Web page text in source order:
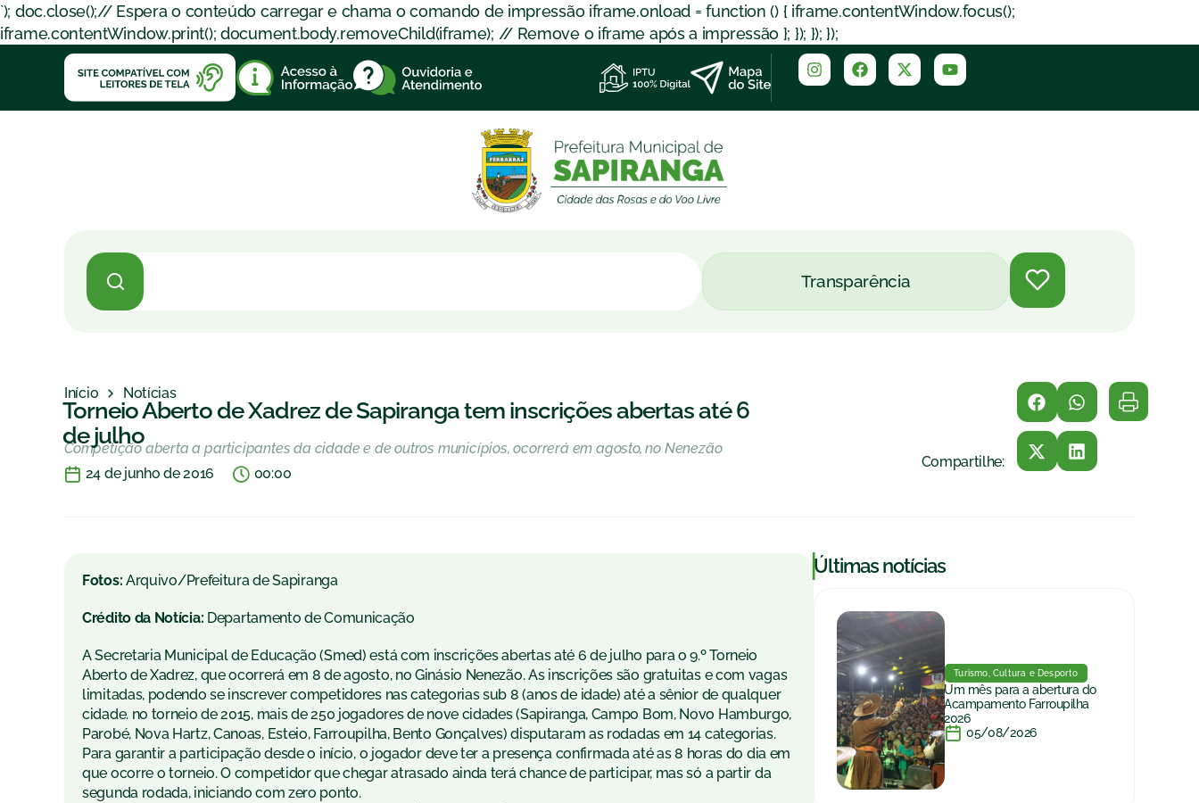
`); doc.close();// Espera o conteúdo carregar e chama o comando de impressão iframe.onload = function () { iframe.contentWindow.focus();
iframe.contentWindow.print(); document.body.removeChild(iframe); // Remove o iframe após a impressão }; }); }); });
Transparência
Início Notícias
Torneio Aberto de Xadrez de Sapiranga tem inscrições abertas até 6
de julho
Competição aberta a participantes da cidade e de outros municípios, ocorrerá em agosto, no Nenezão
24 de junho de 2016
00:00
Compartilhe:
Fotos: Arquivo/Prefeitura de Sapiranga
Crédito da Notícia: Departamento de Comunicação
A Secretaria Municipal de Educação (Smed) está com inscrições abertas até 6 de julho para o 9.º Torneio
Aberto de Xadrez, que ocorrerá em 8 de agosto, no Ginásio Nenezão. As inscrições são gratuitas e com vagas
limitadas, podendo se inscrever competidores nas categorias sub 8 (anos de idade) até a sênior de qualquer
cidade. no torneio de 2015, mais de 250 jogadores de nove cidades (Sapiranga, Campo Bom, Novo Hamburgo,
Parobé, Nova Hartz, Canoas, Esteio, Farroupilha, Bento Gonçalves) disputaram as rodadas em 14 categorias.
Para garantir a participação desde o início, o jogador deve ter a presença confirmada até as 8 horas do dia em
que ocorre o torneio. O competidor que chegar atrasado ainda terá chance de participar, mas só a partir da
segunda rodada, iniciando com zero ponto.
|Últimas notícias
Turismo, Cultura e Desporto
Um mês para a abertura do
Acampamento Farroupilha
2026
05/08/2026